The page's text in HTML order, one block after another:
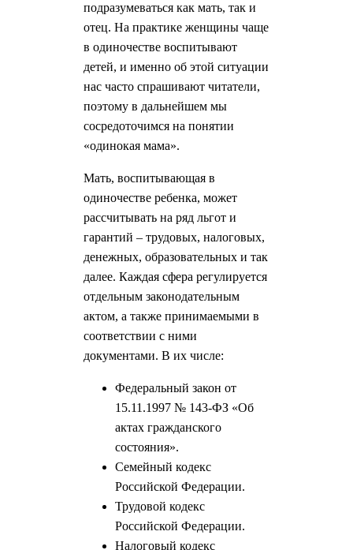
подразумеваться как мать, так и
отец. На практике женщины чаще
в одиночестве воспитывают
детей, и именно об этой ситуации
нас часто спрашивают читатели,
поэтому в дальнейшем мы
сосредоточимся на понятии
«одинокая мама».
Мать, воспитывающая в
одиночестве ребенка, может
рассчитывать на ряд льгот и
гарантий – трудовых, налоговых,
денежных, образовательных и так
далее. Каждая сфера регулируется
отдельным законодательным
актом, а также принимаемыми в
соответствии с ними
документами. В их числе:
Федеральный закон от
15.11.1997 № 143-ФЗ «Об
актах гражданского
состояния».
Семейный кодекс
Российской Федерации.
Трудовой кодекс
Российской Федерации.
Налоговый кодекс